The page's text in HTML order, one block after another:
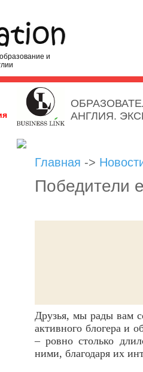
и
АНГЛИЯ.
Главная ->
Победители
Друзья, мы рады вам
активного блогера и
– ровно столько
ними, благодаря их